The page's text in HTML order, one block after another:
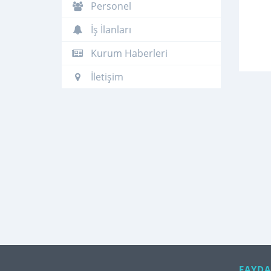
Personel
İş İlanları
Kurum Haberleri
İletişim